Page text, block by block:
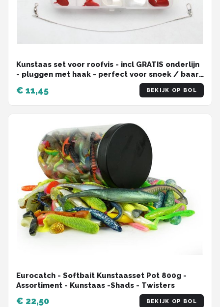
Kunstaas set voor roofvis - incl GRATIS onderlijn
- pluggen met haak - perfect voor snoek / baars
€ 11,45 BEKIJK OP BOL
Eurocatch - Softbait Kunstaasset Pot 800g -
Assortiment - Kunstaas -Shads - Twisters
€ 22,50 BEKIJK OP BOL